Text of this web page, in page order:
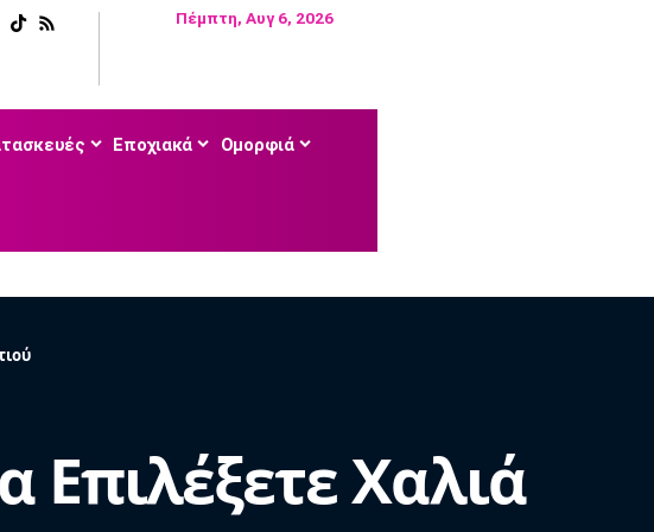
Πέμπτη, Αυγ 6, 2026
Εποχιακά Ομορφιά
Επιλέξετε Χαλιά